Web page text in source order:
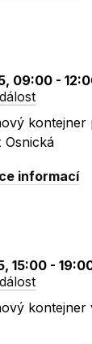
09:00 -
Osnická
informací
15:00 -
kontejner